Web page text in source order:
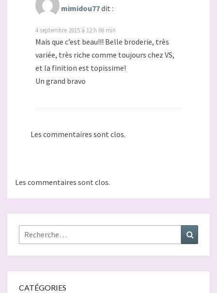
mimidou77dit :
4 septembre 2015 à 12 h 06 min
Mais que c’est beau!!! Belle broderie, très
variée, très riche comme toujours chez VS,
et la finition est topissime!
Un grand bravo
Les commentaires sont clos.
Les commentaires sont clos.
Rechercher :
CATÉGORIES